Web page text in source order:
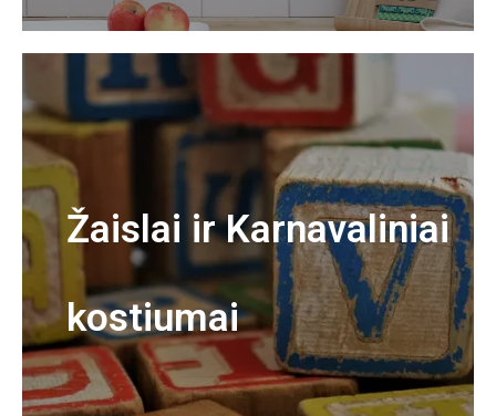
Žaislai ir Karnavaliniai
kostiumai